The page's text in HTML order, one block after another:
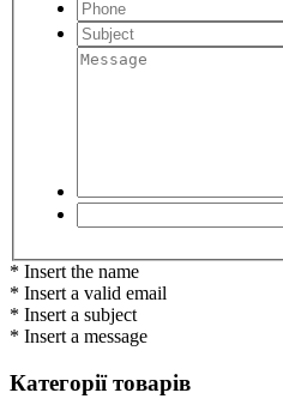
* Insert the name
* Insert a valid email
* Insert a subject
* Insert a message
Категорії товарів